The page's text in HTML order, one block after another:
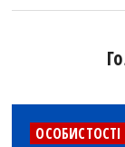
ОСОБИСТОСТІ